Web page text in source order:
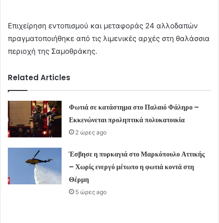
Eπιχείρηση εντοπισμού και μεταφοράς 24 αλλοδαπών
πραγματοποιήθηκε από τις λιμενικές αρχές στη θαλάσσια
περιοχή της Σαμοθράκης.
Related Articles
Φωτιά σε κατάστημα στο Παλαιό Φάληρο –
Εκκενώνεται προληπτικά πολυκατοικία
2 ώρες ago
Έσβησε η πυρκαγιά στο Μαρκόπουλο Αττικής
– Χωρίς ενεργό μέτωπο η φωτιά κοντά στη
Θέρμη
5 ώρες ago